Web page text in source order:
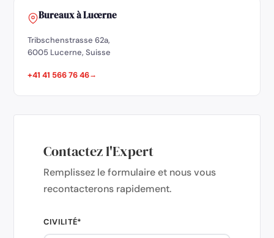
Créer votre SA
Bureaux à Lucerne
Tribschenstrasse 62a,
6005 Lucerne, Suisse
+41 41 566 76 46
Contactez l'Expert
Remplissez le formulaire et nous vous
recontacterons rapidement.
CIVILITÉ*